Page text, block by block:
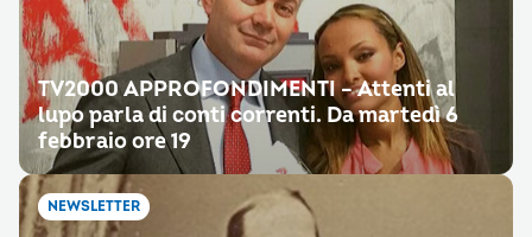
TV2000 APPROFONDIMENTI – Attenti al
lupo parla di conti correnti. Da martedì 6
febbraio ore 19
NEWSLETTER